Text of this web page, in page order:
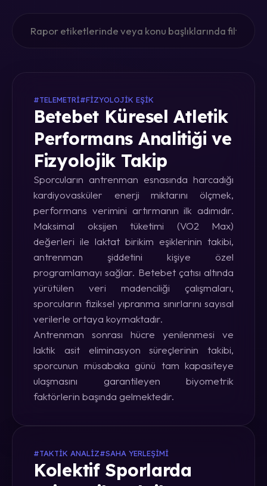
#TELEMETRI#FIZYOLOJIK EŞIK
Betebet Küresel Atletik
Performans Analitiği ve
Fizyolojik Takip
Sporcuların antrenman esnasında harcadığı
kardiyovasküler enerji miktarını ölçmek,
performans verimini artırmanın ilk adımıdır.
Maksimal oksijen tüketimi (VO2 Max)
değerleri ile laktat birikim eşiklerinin takibi,
antrenman şiddetini kişiye özel
programlamayı sağlar. Betebet çatısı altında
yürütülen veri madenciliği çalışmaları,
sporcuların fiziksel yıpranma sınırlarını sayısal
verilerle ortaya koymaktadır.
Antrenman sonrası hücre yenilenmesi ve
laktik asit eliminasyon süreçlerinin takibi,
sporcunun müsabaka günü tam kapasiteye
ulaşmasını garantileyen biyometrik
faktörlerin başında gelmektedir.
#TAKTIK ANALIZ#SAHA YERLEŞIMI
Kolektif Sporlarda